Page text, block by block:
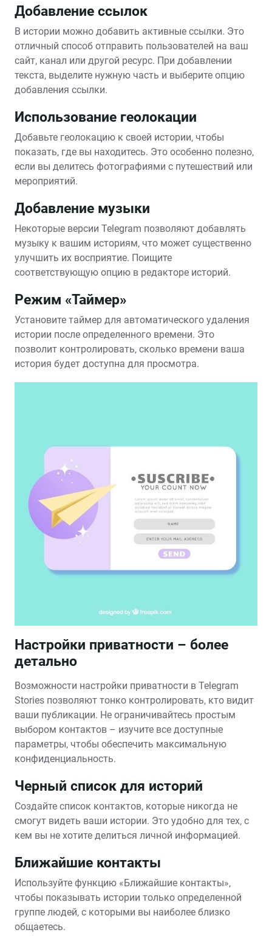
Добавление ссылок
В истории можно добавить активные ссылки. Это
отличный способ отправить пользователей на ваш
сайт‚ канал или другой ресурс. При добавлении
текста‚ выделите нужную часть и выберите опцию
добавления ссылки.
Использование геолокации
Добавьте геолокацию к своей истории‚ чтобы
показать‚ где вы находитесь. Это особенно полезно‚
если вы делитесь фотографиями с путешествий или
мероприятий.
Добавление музыки
Некоторые версии Telegram позволяют добавлять
музыку к вашим историям‚ что может существенно
улучшить их восприятие. Поищите
соответствующую опцию в редакторе историй.
Режим «Таймер»
Установите таймер для автоматического удаления
истории после определенного времени. Это
позволит контролировать‚ сколько времени ваша
история будет доступна для просмотра.
Настройки приватности – более
детально
Возможности настройки приватности в Telegram
Stories позволяют тонко контролировать‚ кто видит
ваши публикации. Не ограничивайтесь простым
выбором контактов – изучите все доступные
параметры‚ чтобы обеспечить максимальную
конфиденциальность.
Черный список для историй
Создайте список контактов‚ которые никогда не
смогут видеть ваши истории. Это удобно для тех‚ с
кем вы не хотите делиться личной информацией.
Ближайшие контакты
Используйте функцию «Ближайшие контакты»‚
чтобы показывать истории только определенной
группе людей‚ с которыми вы наиболее близко
общаетесь.